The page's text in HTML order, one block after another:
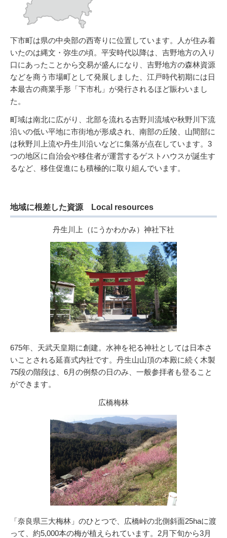
下市町は県の中央部の西寄りに位置しています。人が住み着
いたのは縄文・弥生の頃。平安時代以降は、吉野地方の入り
口にあったことから交易が盛んになり、吉野地方の森林資源
などを商う市場町として発展しました、江戸時代初期には日
本最古の商業手形「下市札」が発行されるほど賑わいまし
た。
町域は南北に広がり、北部を流れる吉野川流域や秋野川下流
沿いの低い平地に市街地が形成され、南部の丘陵、山間部に
は秋野川上流や丹生川沿いなどに集落が点在しています。3
つの地区に自治会や移住者が運営するゲストハウスが誕生す
るなど、移住促進にも積極的に取り組んでいます。
地域に根差した資源 Local resources
丹生川上（にうかわかみ）神社下社
675年、天武天皇期に創建。水神を祀る神社としては日本さ
いことされる延喜式内社です。丹生山山頂の本殿に続く木製
75段の階段は、6月の例祭の日のみ、一般参拝者も登ること
ができます。
広橋梅林
「奈良県三大梅林」のひとつで、広橋峠の北側斜面25haに渡
って、約5,000本の梅が植えられています。2月下旬から3月